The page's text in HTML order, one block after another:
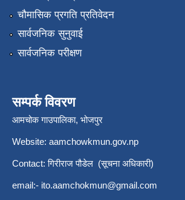
चौमासिक प्रगति प्रतिवेदन
सार्वजनिक सुनुवाई
सार्वजनिक परीक्षण
सम्पर्क विवरण
आमचोक गाउपालिका, भोजपुर
Website: aamchowkmun.gov.np
Contact: गिरीराज पौडेल (सूचना अधिकारी)
email:- ito.aamchokmun@gmail.com